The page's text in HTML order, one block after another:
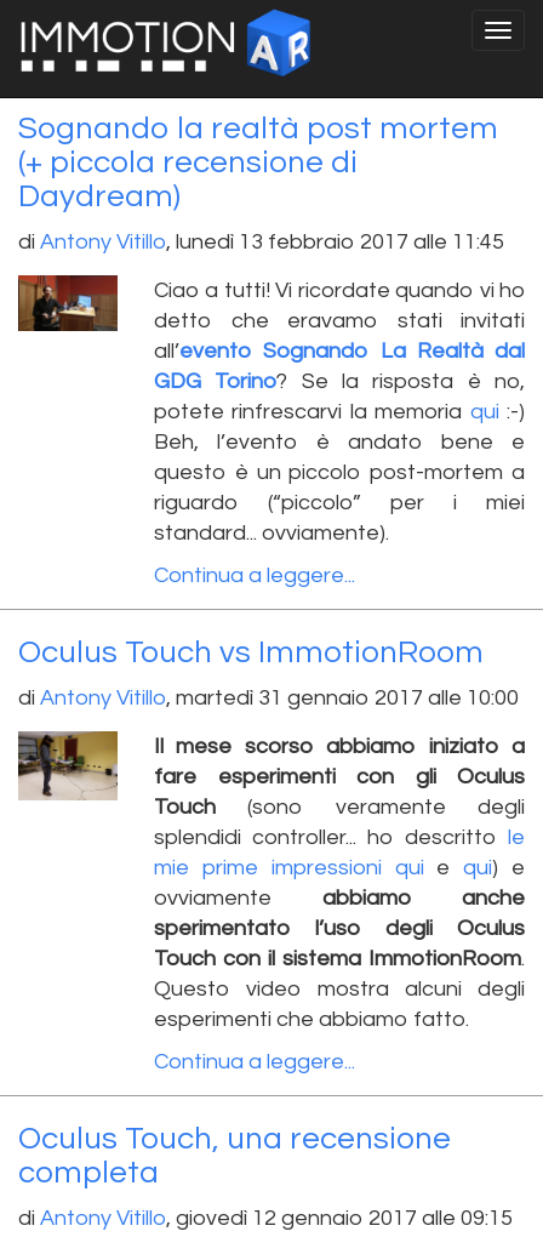
Sognando la realtà post mortem
(+ piccola recensione di
Daydream)
di Antony Vitillo, lunedì 13 febbraio 2017 alle 11:45
Ciao a tutti! Vi ricordate quando vi ho
detto che eravamo stati invitati
all’evento Sognando La Realtà dal
GDG Torino? Se la risposta è no,
potete rinfrescarvi la memoria qui :-)
Beh, l’evento è andato bene e
questo è un piccolo post-mortem a
riguardo (“piccolo” per i miei
standard... ovviamente).
Continua a leggere...
Oculus Touch vs ImmotionRoom
di Antony Vitillo, martedì 31 gennaio 2017 alle 10:00
Il mese scorso abbiamo iniziato a
fare esperimenti con gli Oculus
Touch (sono veramente degli
splendidi controller... ho descritto le
mie prime impressioni qui equi) e
ovviamente abbiamo anche
sperimentato l’uso degli Oculus
Touch con il sistema ImmotionRoom.
Questo video mostra alcuni degli
esperimenti che abbiamo fatto.
Continua a leggere...
Oculus Touch, una recensione
completa
di Antony Vitillo, giovedì 12 gennaio 2017 alle 09:15